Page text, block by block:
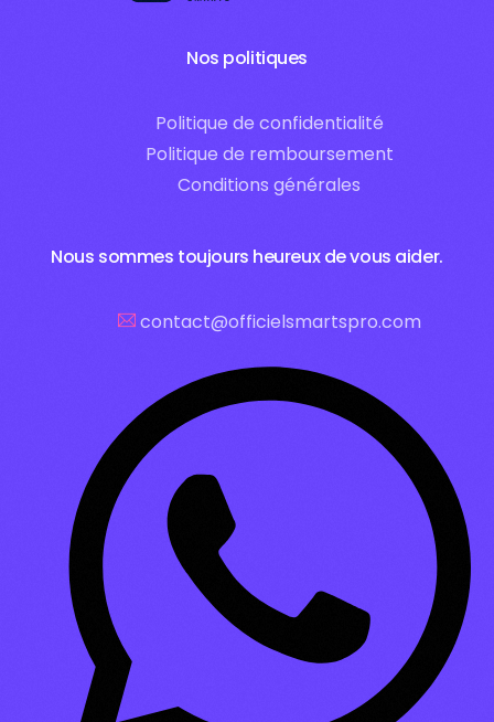
Nos politiques
Politique de confidentialité
Politique de remboursement
Conditions générales
Nous sommes toujours heureux de vous aider.
contact@officielsmartspro.com